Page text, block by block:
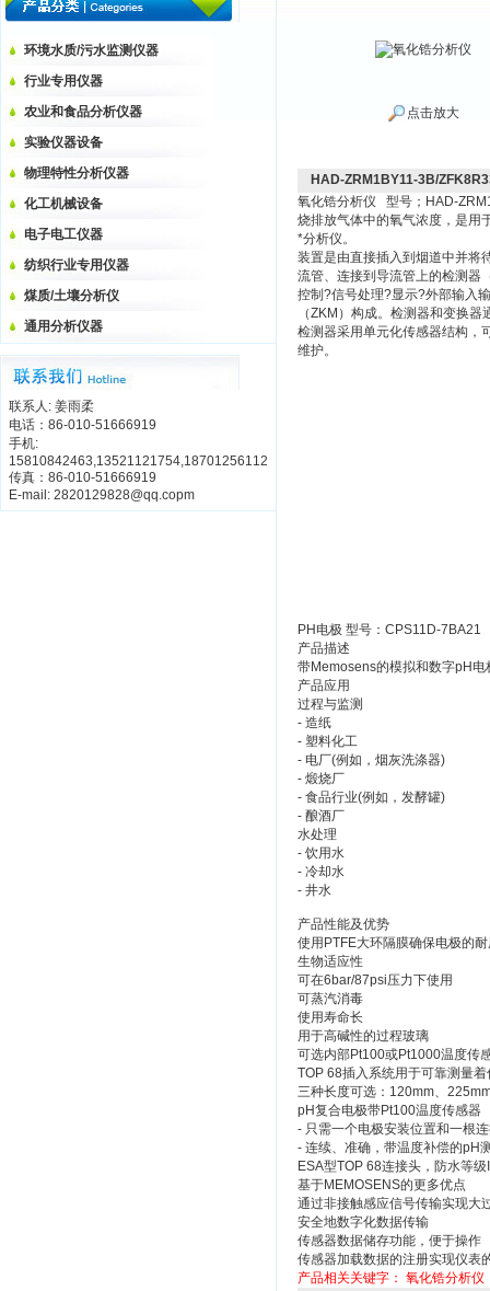
环境水质/污水监测仪器
行业专用仪器
农业和食品分析仪器
实验仪器设备
物理特性分析仪器
化工机械设备
电子电工仪器
纺织行业专用仪器
煤质/土壤分析仪
通用分析仪器
联系人: 姜雨柔
电话：86-010-51666919
手机:
15810842463,13521121754,18701256112
传真：86-010-51666919
E-mail: 2820129828@qq.copm
点击放大
HAD-ZRM1BY11-3B/
氧化锆分析仪 型号；HAD-
烧排放气体中的氧气浓度，是用
*分析仪。
装置是由直接插入到烟道中并将
流管、连接到导流管上的检测器
控制?信号处理?显示?外部输入
（ZKM）构成。检测器和变换
检测器采用单元化传感器结构，
维护。
PH电极 型号：CPS11D-7BA21
产品描述
带Memosens的模拟和数字pH
产品应用
过程与监测
- 造纸
- 塑料化工
- 电厂(例如，烟灰洗涤器)
- 煅烧厂
- 食品行业(例如，发酵罐)
- 酿酒厂
水处理
- 饮用水
- 冷却水
- 井水
产品性能及优势
使用PTFE大环隔膜确保电极的
生物适应性
可在6bar/87psi压力下使用
可蒸汽消毒
使用寿命长
用于高碱性的过程玻璃
可选内部Pt100或Pt1000温度传
TOP 68插入系统用于可靠测量着
三种长度可选：120mm、
pH复合电极带Pt100温度传感器
- 只需一个电极安装位置和一根
- 连续、准确，带温度补偿的pH
ESA型TOP 68连接头，防水等级
基于MEMOSENS的更多优点
通过非接触感应信号传输实现大
安全地数字化数据传输
传感器数据储存功能，便于操作
传感器加载数据的注册实现仪表
产品相关关键字： 氧化锆分析仪